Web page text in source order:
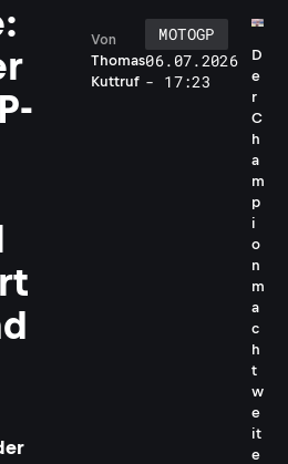
Thomas
Kuttruf
Von
MOTOGP
06.07.2026
- 17:23
D
e
r
C
h
a
m
p
i
o
n
m
a
c
h
t
w
e
it
e